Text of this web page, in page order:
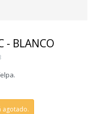
- BLANCO
agotado.